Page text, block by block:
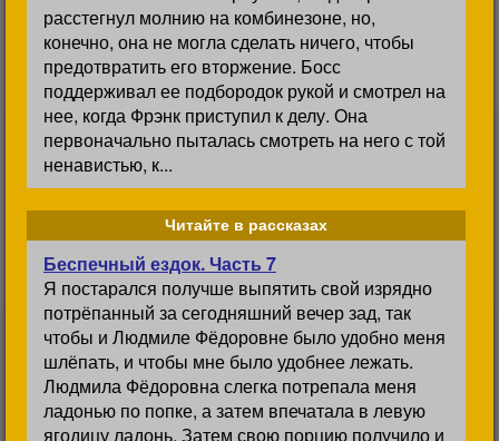
расстегнул молнию на комбинезоне, но,
конечно, она не могла сделать ничего, чтобы
предотвратить его вторжение. Босс
поддерживал ее подбородок рукой и смотрел на
нее, когда Фрэнк приступил к делу. Она
первоначально пыталась смотреть на него с той
ненавистью, к...
Читайте в рассказах
Беспечный ездок. Часть 7
Я постарался получше выпятить свой изрядно
потрёпанный за сегодняшний вечер зад, так
чтобы и Людмиле Фёдоровне было удобно меня
шлёпать, и чтобы мне было удобнее лежать.
Людмила Фёдоровна слегка потрепала меня
ладонью по попке, а затем впечатала в левую
ягодицу ладонь. Затем свою порцию получило и